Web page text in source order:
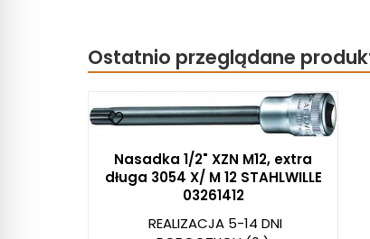
Ostatnio przeglądane
Nasadka 1/2" XZN M12, extra
długa 3054 X/ M 12 STAHLWILLE
03261412
REALIZACJA 5-14 DNI